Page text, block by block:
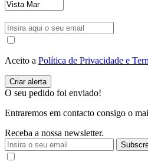
Aceito a Política de Privacidade e
O seu pedido foi enviado!
Entraremos em contacto consigo o
Receba a nossa newsletter.